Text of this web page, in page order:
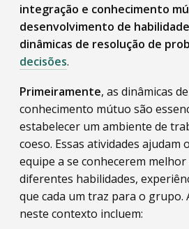
integração e conhecimento
desenvolvimento de
dinâmicas de resolução de
decisões.
Primeiramente, as dinâmicas
conhecimento mútuo são
estabelecer um ambiente de
coeso. Essas atividades ajudam
equipe a se conhecerem
diferentes habilidades,
que cada um traz para o grupo.
neste contexto incluem: